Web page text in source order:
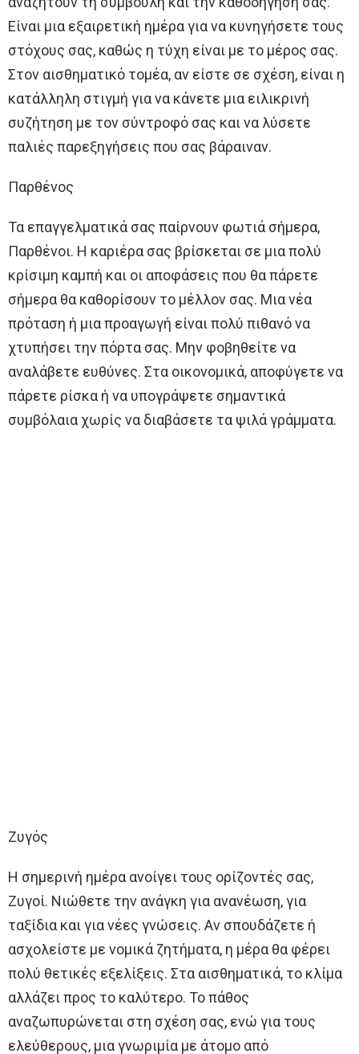
Είναι μια εξαιρετική ημέρα για να κυνηγήσετε τους
στόχους σας, καθώς η τύχη είναι με το μέρος σας.
Στον αισθηματικό τομέα, αν είστε σε σχέση, είναι η
κατάλληλη στιγμή για να κάνετε μια ειλικρινή
συζήτηση με τον σύντροφό σας και να λύσετε
παλιές παρεξηγήσεις που σας βάραιναν.
Παρθένος
Τα επαγγελματικά σας παίρνουν φωτιά σήμερα,
Παρθένοι. Η καριέρα σας βρίσκεται σε μια πολύ
κρίσιμη καμπή και οι αποφάσεις που θα πάρετε
σήμερα θα καθορίσουν το μέλλον σας. Μια νέα
πρόταση ή μια προαγωγή είναι πολύ πιθανό να
χτυπήσει την πόρτα σας. Μην φοβηθείτε να
αναλάβετε ευθύνες. Στα οικονομικά, αποφύγετε να
πάρετε ρίσκα ή να υπογράψετε σημαντικά
συμβόλαια χωρίς να διαβάσετε τα ψιλά γράμματα.
Ζυγός
Η σημερινή ημέρα ανοίγει τους ορίζοντές σας,
Ζυγοί. Νιώθετε την ανάγκη για ανανέωση, για
ταξίδια και για νέες γνώσεις. Αν σπουδάζετε ή
ασχολείστε με νομικά ζητήματα, η μέρα θα φέρει
πολύ θετικές εξελίξεις. Στα αισθηματικά, το κλίμα
αλλάζει προς το καλύτερο. Το πάθος
αναζωπυρώνεται στη σχέση σας, ενώ για τους
ελεύθερους, μια γνωριμία με άτομο από